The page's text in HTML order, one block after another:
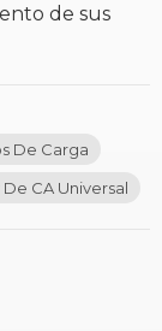
de sus
De Carga
CA Universal